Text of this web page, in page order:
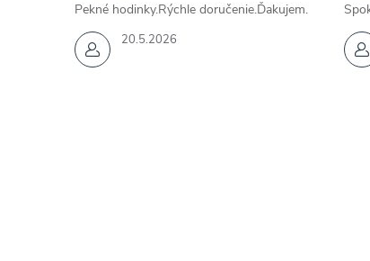
20.5.2026
Pekné hodinky.Rýchle doručenie.Ďakujem.